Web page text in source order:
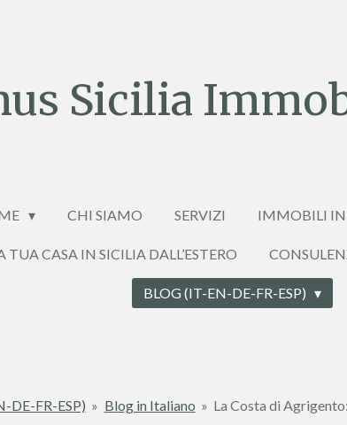
Sicilia
CHI SIAMO SERVIZI IMMOBILI
TUA CASA IN SICILIA DALL’ESTERO
BLOG (IT-EN-DE-FR-ESP)
DE-FR-ESP) » Blog in Italiano » La Costa di